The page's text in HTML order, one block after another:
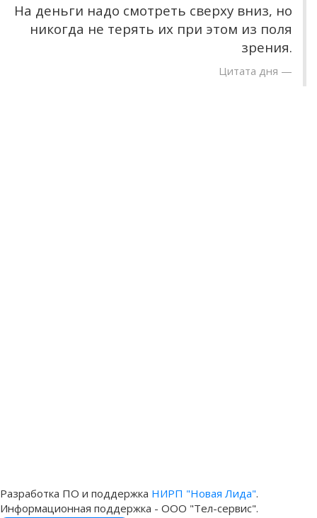
На деньги надо смотреть сверху вниз, но
никогда не терять их при этом из поля
зрения.
Цитата дня
Разработка ПО и поддержка НИРП "Новая Лида".
Информационная поддержка - ООО "Тел-сервис".